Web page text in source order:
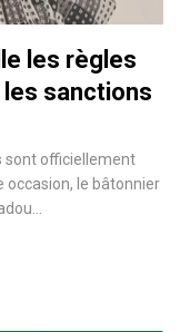
les règles
sanctions
sont officiellement
occasion, le bâtonnier